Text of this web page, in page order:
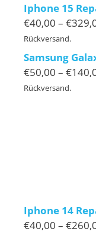
Iphone 15
€40,00 – €
Rückversand.
Samsung
€50,00 – €
Rückversand.
Iphone 14
€40,00 – €